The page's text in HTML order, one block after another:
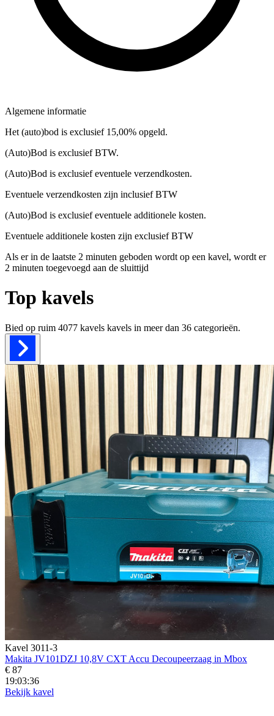
Algemene informatie
Het (auto)bod is exclusief 15,00% opgeld.
(Auto)Bod is exclusief BTW.
(Auto)Bod is exclusief eventuele verzendkosten.
Eventuele verzendkosten zijn inclusief BTW
(Auto)Bod is exclusief eventuele additionele kosten.
Eventuele additionele kosten zijn exclusief BTW
Als er in de laatste 2 minuten geboden wordt op een kavel, wordt er
2 minuten toegevoegd aan de sluittijd
Top kavels
Bied op ruim 4077 kavels kavels in meer dan 36 categorieën.
Kavel 3011-3
Makita JV101DZJ 10,8V CXT Accu Decoupeerzaag in Mbox
€ 87
19:03:34
Bekijk kavel